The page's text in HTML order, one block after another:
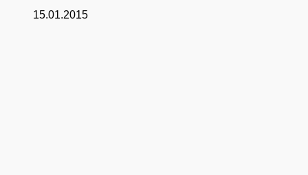
15.01.2015